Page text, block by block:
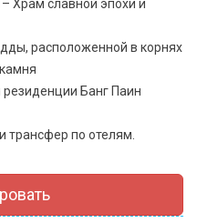
Храм славной эпохи и
расположенной в корнях
резиденции Банг Паин
трансфер по отелям.